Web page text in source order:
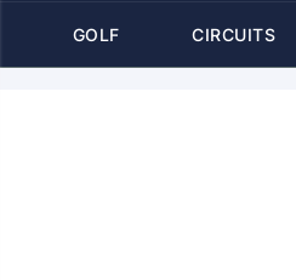
GOLF CIRCUITS